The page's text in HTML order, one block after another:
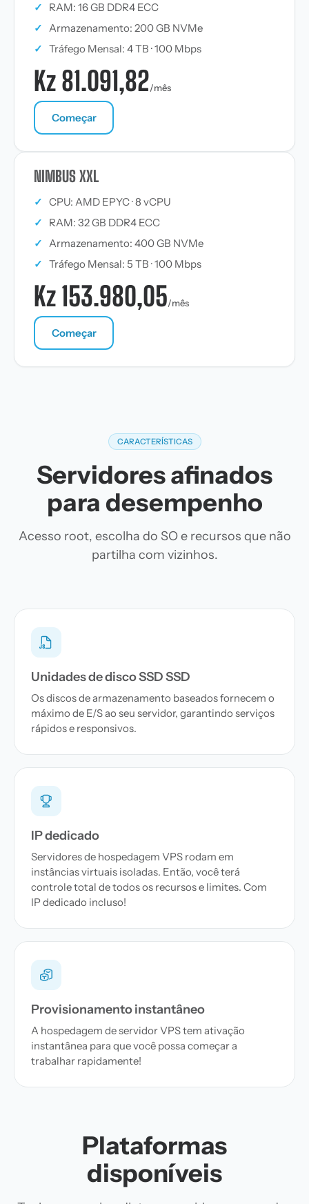
✓
RAM: 16 GB DDR4 ECC
✓ Armazenamento: 200 GB NVMe
✓ Tráfego Mensal: 4 TB · 100 Mbps
Kz 81.091,82/mês
Começar
NIMBUS XXL
✓ CPU: AMD EPYC · 8 vCPU
✓
RAM: 32 GB DDR4 ECC
✓ Armazenamento: 400 GB NVMe
✓ Tráfego Mensal: 5 TB · 100 Mbps
Kz 153.980,05/mês
Começar
CARACTERÍSTICAS
Servidores afinados
para desempenho
Acesso root, escolha do SO e recursos que não
partilha com vizinhos.
Unidades de disco SSD SSD
Os discos de armazenamento baseados fornecem o
máximo de E/S ao seu servidor, garantindo serviços
rápidos e responsivos.
IP dedicado
Servidores de hospedagem VPS rodam em
instâncias virtuais isoladas. Então, você terá
controle total de todos os recursos e limites. Com
IP dedicado incluso!
Provisionamento instantâneo
A hospedagem de servidor VPS tem ativação
instantânea para que você possa começar a
trabalhar rapidamente!
Plataformas
disponíveis